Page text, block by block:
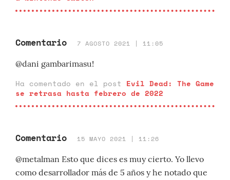
Comentario 7 AGOSTO 2021 | 11:05
@dani gambarimasu!
Ha comentado en el post Evil Dead: The Game
se retrasa hasta febrero de 2022
Comentario 15 MAYO 2021 | 11:26
@metalman Esto que dices es muy cierto. Yo llevo
como desarrollador más de 5 años y he notado que